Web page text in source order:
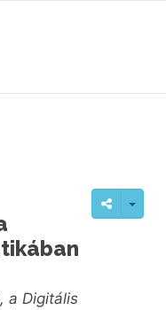
a Digitális